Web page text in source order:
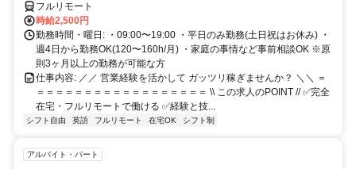
フルリモート
時給2,500円
勤務時間・曜日: ・09:00〜19:00 ・平日のみ勤務(土日祝はお休み) ・
週4日から勤務OK(120〜160h/月) ・家庭の事情など事前相談OK ※原
則3ヶ月以上の勤務が可能な方
仕事内容: ／／ 営業経験を活かして ガッツリ稼ぎませんか？ ＼＼ ＝
＝＝＝＝＝＝＝＝＝＝＝＝＝＝＝＝＝＝ \\ この求人のPOINT // ✅完全
在宅・フルリモートで働ける ✅経験と技...
シフト自由 英語 フルリモート 在宅OK シフト制
アルバイト・パート